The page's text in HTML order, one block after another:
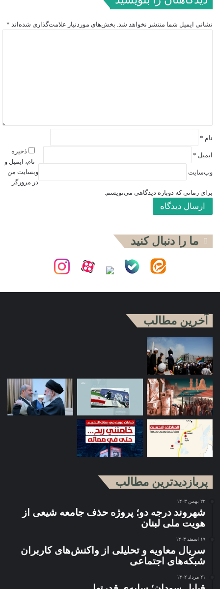
نشانی ایمیل شما منتشر نخواهد شد. بخش‌های موردنیاز علامت‌گذاری شده‌اند *
نام *
ایمیل *
وب‌سایت
ذخیره
نام، ایمیل و
وبسایت من
در مرورگر
برای زمانی که دوباره دیدگاهی می‌نویسم.
ما را دنبال کنید
آخرین مطالب
پربازدیدترین مطالب
۲۲ بهمن ۱۴۰۳
شهروند درجه دو؛ پروژه حذف جامعه شیعی از
هویت ملی لبنان
۱۹ اسفند ۱۴۰۳
سریال معاویه و تحلیلی از واکنش‌های کاربران
شبکه‌های اجتماعی
۲۱ مرداد ۱۴۰۲